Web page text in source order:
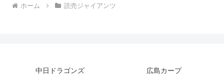
ホーム 読売ジャイアンツ
中日ドラゴンズ
広島カープ